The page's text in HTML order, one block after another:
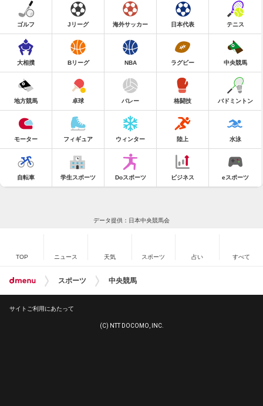
ゴルフ Jリーグ 海外サッカー 日本代表 テニス
大相撲 Bリーグ NBA ラグビー 中央競馬
地方競馬 卓球 バレー 格闘技 バドミントン
モーター フィギュア ウィンター 陸上 水泳
自転車 学生スポーツ Doスポーツ ビジネス eスポーツ
データ提供：日本中央競馬会
TOP ニュース 天気 スポーツ 占い すべて
スポーツ 中央競馬
サイトご利用にあたって
(C) NTT DOCOMO, INC.